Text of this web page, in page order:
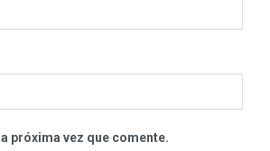
próxima vez que comente.